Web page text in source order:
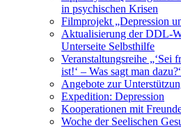
in psychischen Krisen
Filmprojekt „Depression
Aktualisierung der DDL-
Unterseite Selbsthilfe
Veranstaltungsreihe „‘Sei
ist!‘ – Was sagt man
Angebote zur
Expedition: Depression
Kooperationen mit
Woche der Seelischen